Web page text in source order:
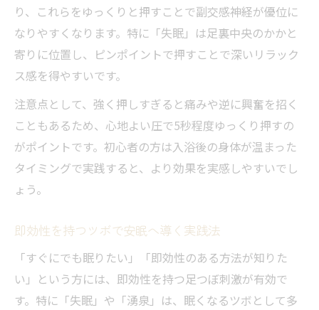
り、これらをゆっくりと押すことで副交感神経が優位に
なりやすくなります。特に「失眠」は足裏中央のかかと
寄りに位置し、ピンポイントで押すことで深いリラック
ス感を得やすいです。
注意点として、強く押しすぎると痛みや逆に興奮を招く
こともあるため、心地よい圧で5秒程度ゆっくり押すの
がポイントです。初心者の方は入浴後の身体が温まった
タイミングで実践すると、より効果を実感しやすいでし
ょう。
即効性を持つツボで安眠へ導く実践法
「すぐにでも眠りたい」「即効性のある方法が知りた
い」という方には、即効性を持つ足つぼ刺激が有効で
す。特に「失眠」や「湧泉」は、眠くなるツボとして多